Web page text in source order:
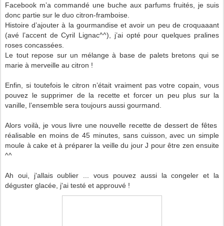
Facebook m’a commandé une buche aux parfums fruités, je suis
donc partie sur le duo citron-framboise.
Histoire d’ajouter à la gourmandise et avoir un peu de croquaaant
(avé l’accent de Cyril Lignac^^), j’ai opté pour quelques pralines
roses concassées.
Le tout repose sur un mélange à base de palets bretons qui se
marie à merveille au citron !
Enfin, si toutefois le citron n’était vraiment pas votre copain, vous
pouvez le supprimer de la recette et forcer un peu plus sur la
vanille, l’ensemble sera toujours aussi gourmand.
Alors voilà, je vous livre une nouvelle recette de dessert de fêtes
réalisable en moins de 45 minutes, sans cuisson, avec un simple
moule à cake et à préparer la veille du jour J pour être zen ensuite
^^
Ah oui, j'allais oublier ... vous pouvez aussi la congeler et la
déguster glacée, j'ai testé et approuvé !